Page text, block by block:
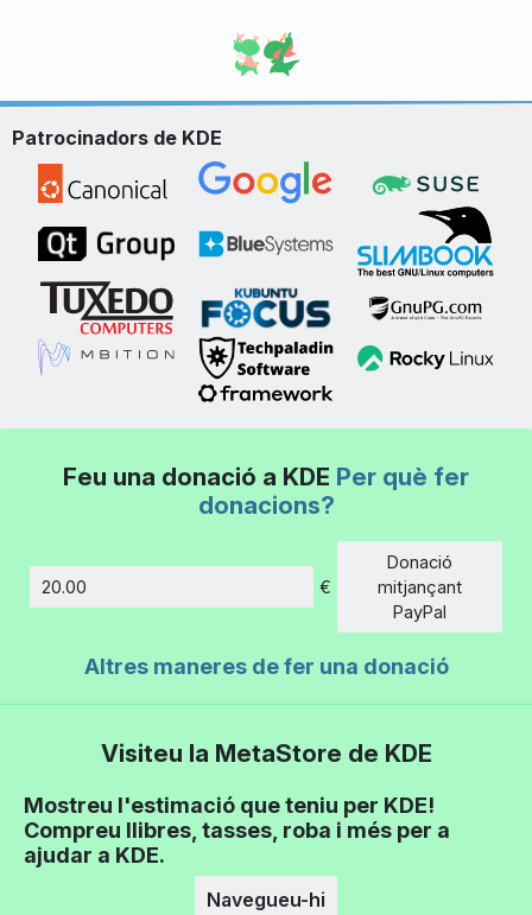
Patrocinadors de KDE
Feu una donació a KDE Per què fer
donacions?
€
Donació
mitjançant
PayPal
Altres maneres de fer una donació
Visiteu la MetaStore de KDE
Mostreu l'estimació que teniu per KDE!
Compreu llibres, tasses, roba i més per a
ajudar a KDE.
Navegueu-hi